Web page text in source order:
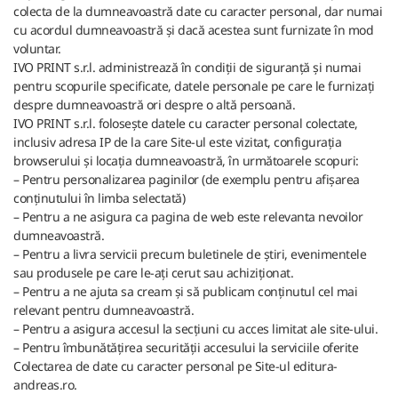
colecta de la dumneavoastră date cu caracter personal, dar numai
cu acordul dumneavoastră și dacă acestea sunt furnizate în mod
voluntar.
IVO PRINT s.r.l. administrează în condiții de siguranță și numai
pentru scopurile specificate, datele personale pe care le furnizați
despre dumneavoastră ori despre o altă persoană.
IVO PRINT s.r.l. folosește datele cu caracter personal colectate,
inclusiv adresa IP de la care Site-ul este vizitat, configurația
browserului și locația dumneavoastră, în următoarele scopuri:
– Pentru personalizarea paginilor (de exemplu pentru afișarea
conținutului în limba selectată)
– Pentru a ne asigura ca pagina de web este relevanta nevoilor
dumneavoastră.
– Pentru a livra servicii precum buletinele de știri, evenimentele
sau produsele pe care le-ați cerut sau achiziționat.
– Pentru a ne ajuta sa cream și să publicam conținutul cel mai
relevant pentru dumneavoastră.
– Pentru a asigura accesul la secțiuni cu acces limitat ale site-ului.
– Pentru îmbunătățirea securității accesului la serviciile oferite
Colectarea de date cu caracter personal pe Site-ul editura-
andreas.ro.